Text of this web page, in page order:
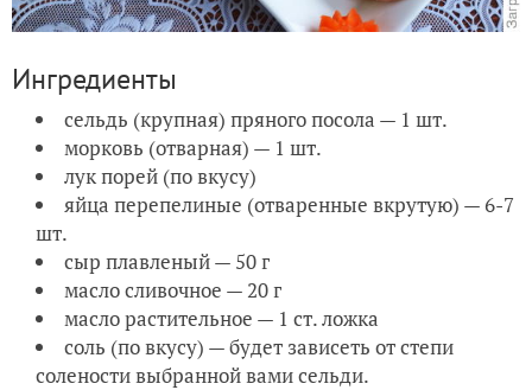
Ингредиенты
сельдь (крупная) пряного посола — 1 шт.
морковь (отварная) — 1 шт.
лук порей (по вкусу)
яйца перепелиные (отваренные вкрутую) — 6-7
шт.
сыр плавленый — 50 г
масло сливочное — 20 г
масло растительное — 1 ст. ложка
соль (по вкусу) — будет зависеть от степи
солености выбранной вами сельди.